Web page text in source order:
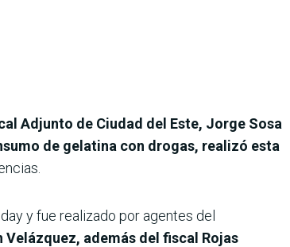
Adjunto de Ciudad del Este, Jorge Sosa
de gelatina con drogas, realizó esta
y fue realizado por agentes del
además del fiscal Rojas